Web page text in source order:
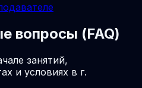
вопросы (FAQ)
занятий,
и условиях в г.